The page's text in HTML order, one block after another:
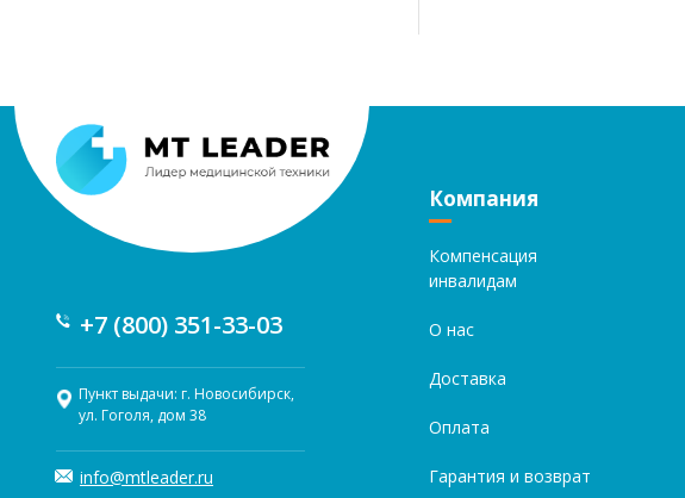
+7 (800) 351-33-03
Пункт выдачи: г. Новосибирск,
ул. Гоголя, дом 38
info@mtleader.ru
Компания
Компенсация
инвалидам
О нас
Доставка
Оплата
Гарантия и возврат